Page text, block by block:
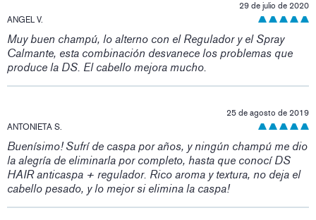
ANGEL V.
29 de julio de 2020
Muy buen champú, lo alterno con el Regulador y el Spray
Calmante, esta combinación desvanece los problemas que
produce la DS. El cabello mejora mucho.
ANTONIETA S.
25 de agosto de 2019
Buenísimo! Sufrí de caspa por años, y ningún champú me dio
la alegría de eliminarla por completo, hasta que conocí DS
HAIR anticaspa + regulador. Rico aroma y textura, no deja el
cabello pesado, y lo mejor si elimina la caspa!